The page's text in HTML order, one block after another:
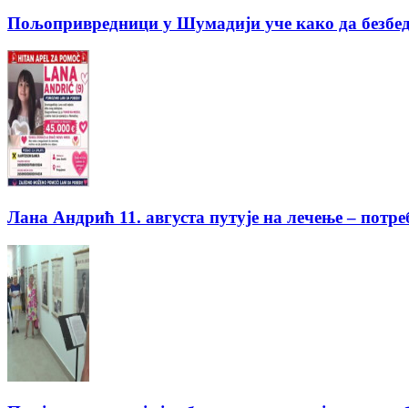
Пољопривредници у Шумадији уче како да
Лана Андрић 11. августа путује на лечење –